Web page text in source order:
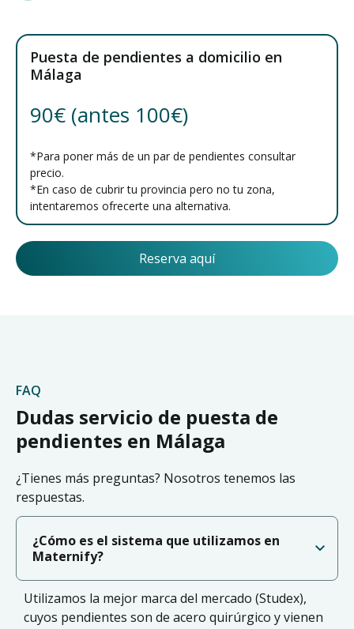
Puesta de pendientes a domicilio en
Málaga
90€ (antes 100€)
*Para poner más de un par de pendientes consultar
precio.
*En caso de cubrir tu provincia pero no tu zona,
intentaremos ofrecerte una alternativa.
Reserva aquí
FAQ
Dudas servicio de puesta de
pendientes en Málaga
¿Tienes más preguntas? Nosotros tenemos las
respuestas.
¿Cómo es el sistema que utilizamos en
Maternify?
Utilizamos la mejor marca del mercado (Studex),
cuyos pendientes son de acero quirúrgico y vienen